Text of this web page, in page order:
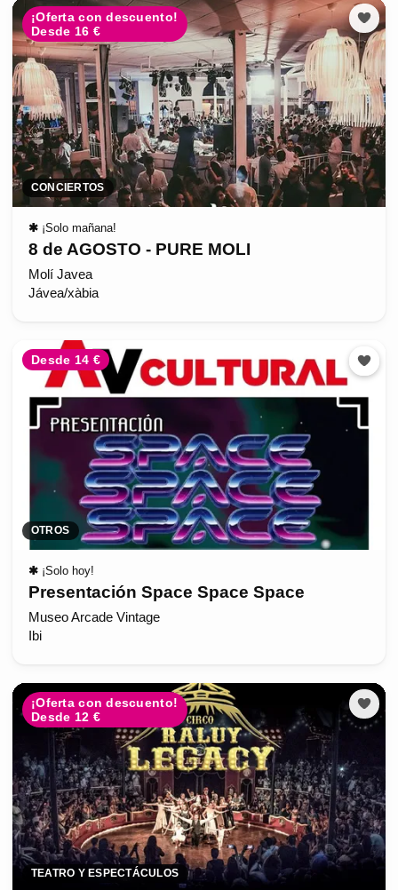
¡Oferta con descuento!
Desde 16 €
CONCIERTOS
✱ ¡Solo mañana!
8 de AGOSTO - PURE MOLI
Molí Javea
Jávea/xàbia
Desde 14 €
OTROS
✱ ¡Solo hoy!
Presentación Space Space Space
Museo Arcade Vintage
Ibi
¡Oferta con descuento!
Desde 12 €
TEATRO Y ESPECTÁCULOS